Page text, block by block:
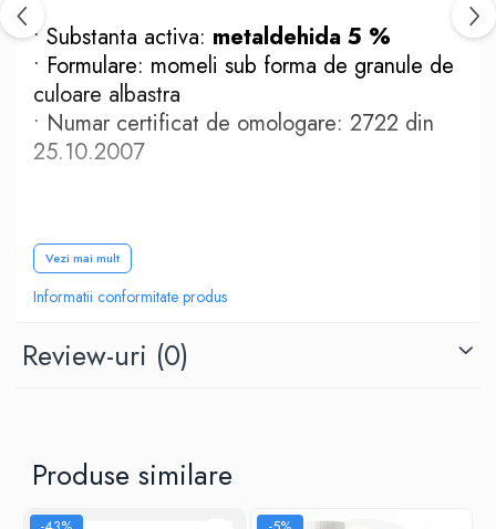
• Substanta activa: metaldehida 5 %
• Formulare: momeli sub forma de granule de
culoare albastra
• Numar certificat de omologare: 2722 din
25.10.2007
Omologari Moluscocid AGROSAN B
Daunatori combatuti:
Caracteristici Moluscocid AGROSAN B
Vezi mai mult
Informatii conformitate produs
Review-uri (0)
Produse similare